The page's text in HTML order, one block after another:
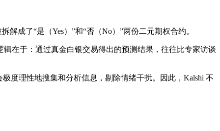
成了“是（Yes）”和“否（No）”两份二元期权合约。
在于： 通过真金白银交易得出的预测结果，往往比专家访谈
度理性地搜集和分析信息，剔除情绪干扰。因此，Kalshi 不